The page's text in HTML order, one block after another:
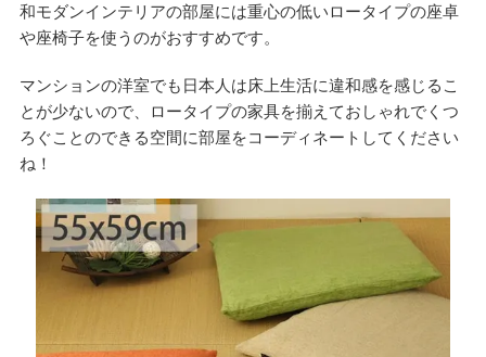
和モダンインテリアの部屋には重心の低いロータイプの座卓
や座椅子を使うのがおすすめです。
マンションの洋室でも日本人は床上生活に違和感を感じるこ
とが少ないので、ロータイプの家具を揃えておしゃれでくつ
ろぐことのできる空間に部屋をコーディネートしてください
ね！